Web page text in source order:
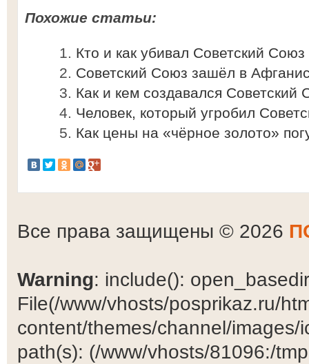
Похожие статьи:
Кто и как убивал Советский Союз
Советский Союз зашёл в
Как и кем создавался Советский
Человек, который угробил
Как цены на «чёрное золото»
Все права защищены © 2026
Warning: include():
File(/www/vhosts/posprikaz.ru/
content/themes/channel/
path(s): (/www/vhosts/81096:/